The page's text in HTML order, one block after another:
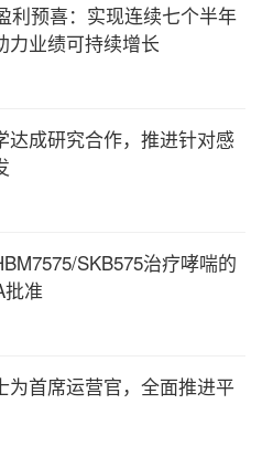
利预喜：实现连续七个半年
力业绩可持续增长
成研究合作，推进针对感
SKB575治疗哮喘的
批准
首席运营官，全面推进平